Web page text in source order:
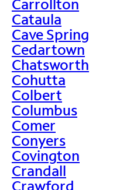
Carrollton
Cataula
Cave Spring
Cedartown
Chatsworth
Cohutta
Colbert
Columbus
Comer
Conyers
Covington
Crandall
Crawford